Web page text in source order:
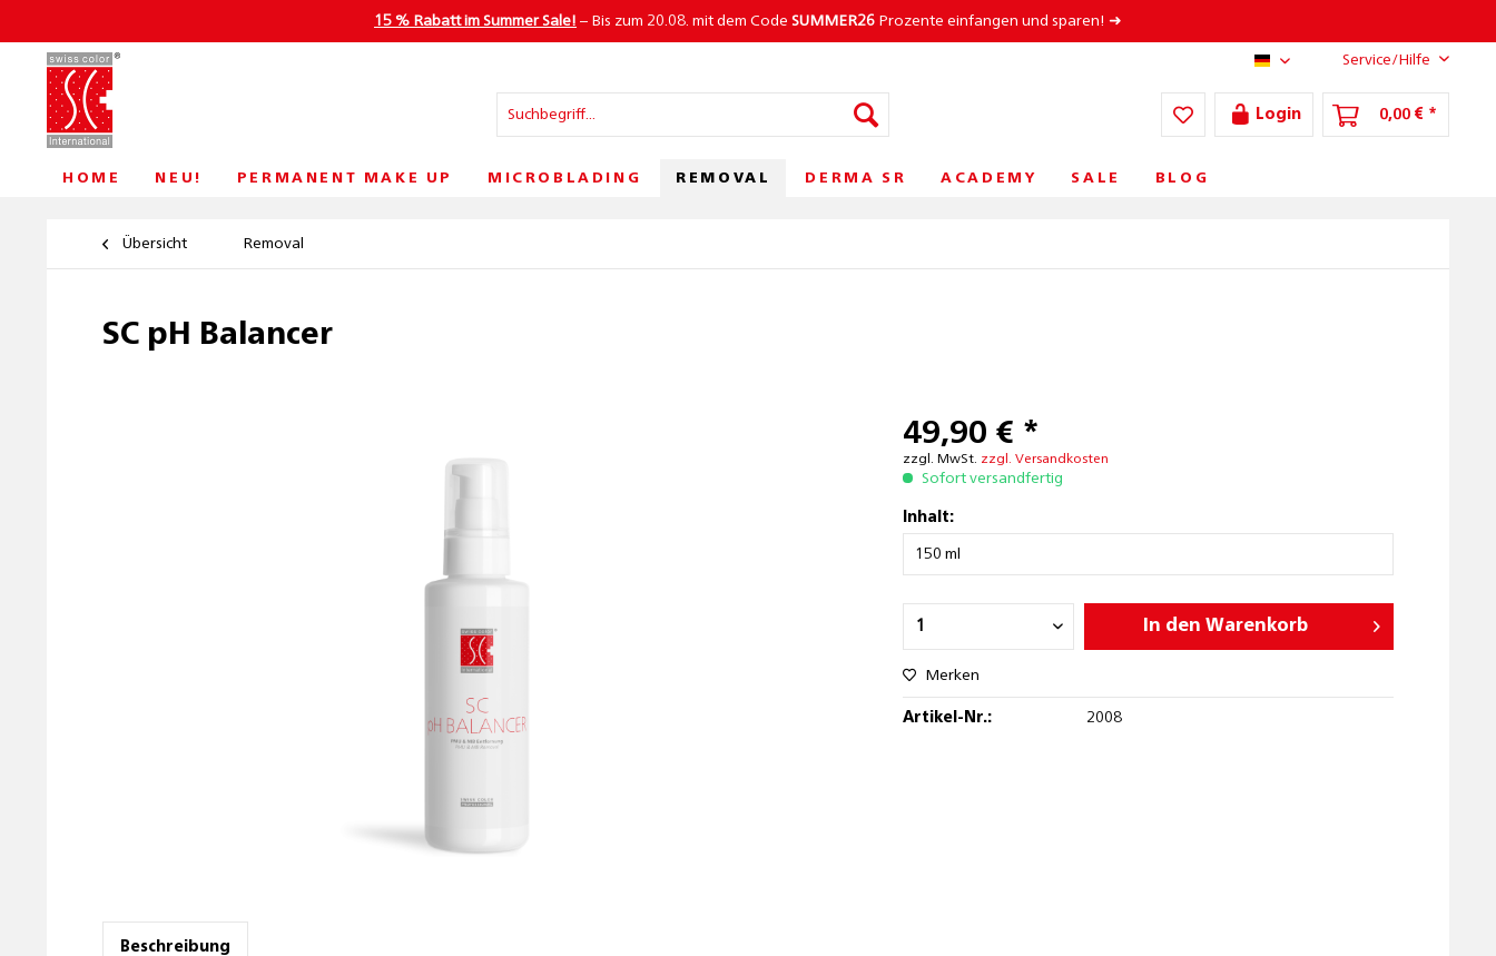
15 % Rabatt im Summer Sale! – Bis zum 20.08. mit dem Code SUMMER26 Prozente einfangen und sparen! ➜
AT/DE Service/Hilfe
Login 0,00 € *
HOME NEU! PERMANENT MAKE UP MICROBLADING REMOVAL DERMA SR ACADEMY SALE BLOG
Übersicht Removal
SC pH Balancer
49,90 € *
zzgl. MwSt. zzgl. Versandkosten
Sofort versandfertig
Inhalt:
In den Warenkorb
Merken
Artikel-Nr.: 2008
Beschreibung